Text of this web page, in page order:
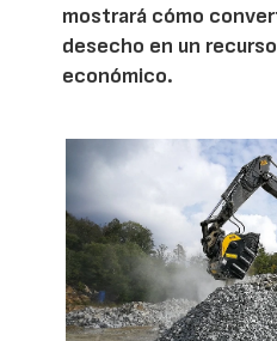
mostrará cómo
desecho en un
económico.